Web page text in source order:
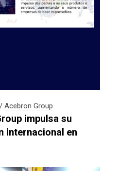
Acebron Group
impulsa su
internacional en